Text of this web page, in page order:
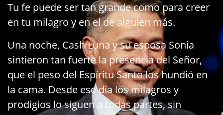
Tu fe puede ser tan grande como para creer
en tu milagro y en el de alguien más.
Una noche, Cash Luna y su esposa Sonia
sintieron tan fuerte la presencia del Señor,
que el peso del Espíritu Santo los hundió en
la cama. Desde ese día los milagros y
prodigios lo siguen a todas partes, sin